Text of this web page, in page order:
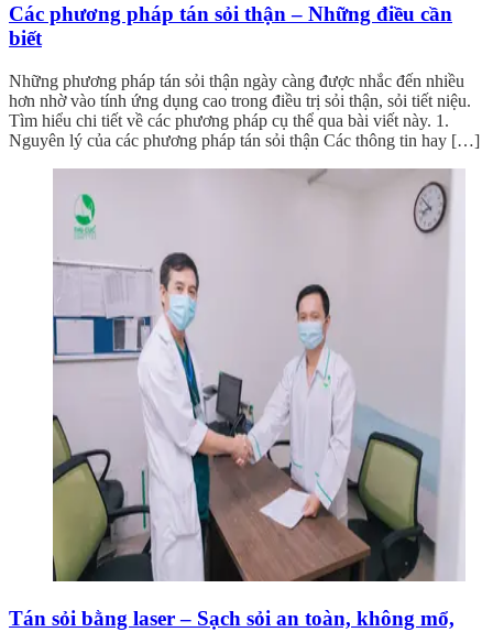
Các phương pháp tán sỏi thận – Những điều cần
biết
Những phương pháp tán sỏi thận ngày càng được nhắc đến nhiều
hơn nhờ vào tính ứng dụng cao trong điều trị sỏi thận, sỏi tiết niệu.
Tìm hiểu chi tiết về các phương pháp cụ thể qua bài viết này. 1.
Nguyên lý của các phương pháp tán sỏi thận Các thông tin hay […]
Tán sỏi bằng laser – Sạch sỏi an toàn, không mổ,